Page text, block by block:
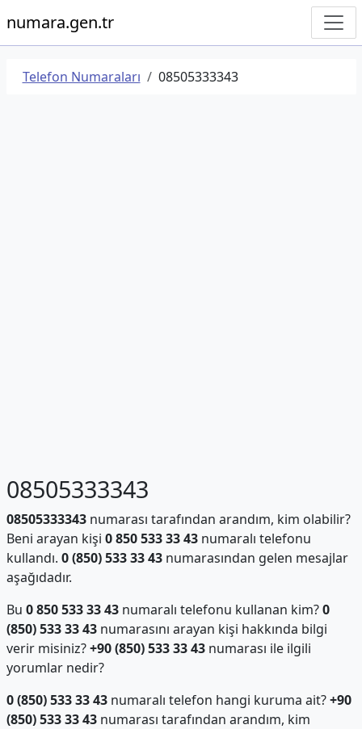
numara.gen.tr
Telefon Numaraları 08505333343
08505333343
08505333343numarası tarafından arandım, kim olabilir?
Beni arayan kişi 0 850 533 33 43numaralı telefonu
kullandı. 0 (850) 533 33 43numarasından gelen mesajlar
aşağıdadır.
Bu 0 850 533 33 43numaralı telefonu kullanan kim?0
(850) 533 33 43numarasını arayan kişi hakkında bilgi
verir misiniz?+90 (850) 533 33 43numarası ile ilgili
yorumlar nedir?
0 (850) 533 33 43numaralı telefon hangi kuruma ait?+90
(850) 533 33 43numarası tarafından arandım, kim